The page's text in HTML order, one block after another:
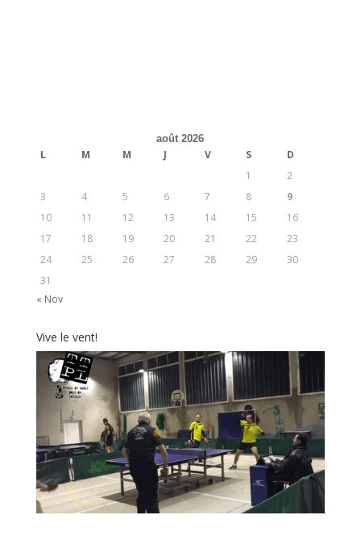
août 2026
L M M J V S
D
1
2
3
4 5 6 7 8
9
10
11 12 13 14 15
16
17
18 19 20 21 22
23
24
25 26 27 28 29
30
31
« Nov
Vive le vent!